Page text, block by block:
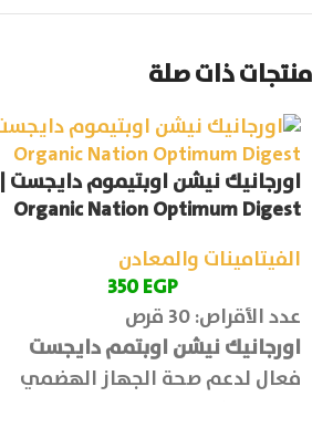
منتجات ذات صلة
اورجانيك نيشن اوبتيموم دايجست |
Organic Nation Optimum Digest
الفيتامينات والمعادن
350EGP
عدد الأقراص: 30 قرص
اورجانيك نيشن اوبتمم دايجست
فعال لدعم صحة الجهاز الهضمي